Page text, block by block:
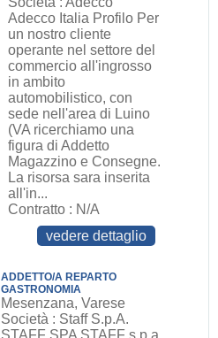
Adecco Italia Profilo Per
un nostro cliente
operante nel settore del
commercio all'ingrosso
in ambito
automobilistico, con
sede nell'area di Luino
(VA ricerchiamo una
figura di Addetto
Magazzino e Consegne.
La risorsa sara inserita
all'in...
Contratto : N/A
vedere dettaglio
ADDETTO/A REPARTO
GASTRONOMIA
Mesenzana, Varese
Società : Staff S.p.A.
STAFF SPA STAFF s.p.a